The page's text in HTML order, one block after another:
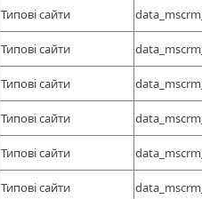
Типові сайти
Типові сайти
Типові сайти
Типові сайти
Типові сайти
Типові сайти